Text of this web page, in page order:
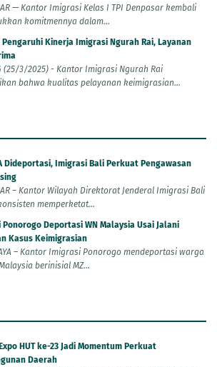
— Kantor Imigrasi Kelas I TPI Denpasar kembali
komitmennya dalam...
Pengaruhi Kinerja Imigrasi Ngurah Rai, Layanan
(25/3/2025) - Kantor Imigrasi Ngurah Rai
bahwa kualitas pelayanan keimigrasian...
Dideportasi, Imigrasi Bali Perkuat Pengawasan
– Kantor Wilayah Direktorat Jenderal Imigrasi Bali
memperketat...
Deportasi WN Malaysia Usai Jalani
Kasus Keimigrasian
– Kantor Imigrasi Ponorogo mendeportasi warga
berinisial MZ...
HUT ke-23 Jadi Momentum Perkuat
Daerah